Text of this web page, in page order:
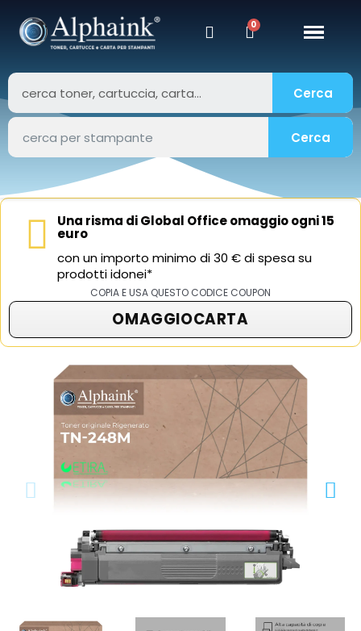
Cerca
Cerca
Una risma di Global Office omaggio ogni 15
euro
con un importo minimo di 30 € di spesa su
prodotti idonei*
COPIA E USA QUESTO CODICE COUPON
OMAGGIOCARTA